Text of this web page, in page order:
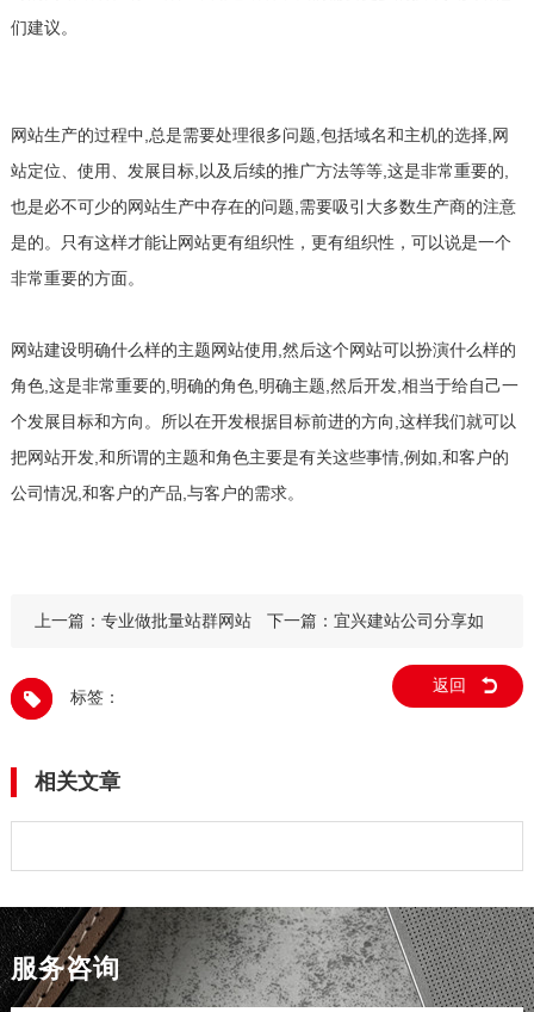
们建议。
网站生产的过程中,总是需要处理很多问题,包括域名和主机的选择,网
站定位、使用、发展目标,以及后续的推广方法等等,这是非常重要的,
也是必不可少的网站生产中存在的问题,需要吸引大多数生产商的注意
是的。只有这样才能让网站更有组织性，更有组织性，可以说是一个
非常重要的方面。
网站建设明确什么样的主题网站使用,然后这个网站可以扮演什么样的
角色,这是非常重要的,明确的角色,明确主题,然后开发,相当于给自己一
个发展目标和方向。所以在开发根据目标前进的方向,这样我们就可以
把网站开发,和所谓的主题和角色主要是有关这些事情,例如,和客户的
公司情况,和客户的产品,与客户的需求。
上一篇： 专业做批量站群网站
建设SEO优化效果好
下一篇： 宜兴建站公司分享如
标签：
返回
相关文章
服务咨询